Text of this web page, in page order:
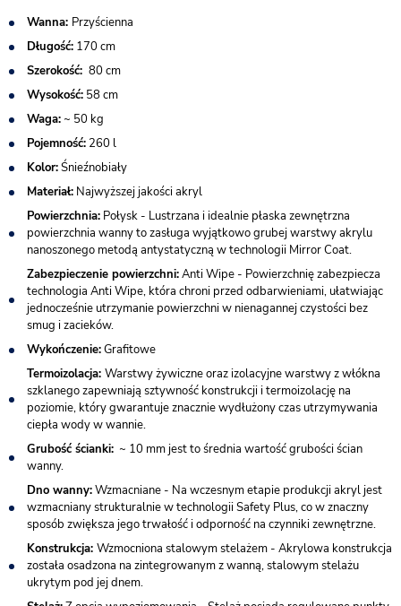
Wanna: Przyścienna
Długość: 170 cm
Szerokość: 80 cm
Wysokość: 58 cm
Waga: ~ 50 kg
Pojemność: 260 l
Kolor:Śnieźnobiały
Materiał: Najwyższej jakości akryl
Powierzchnia: Połysk - Lustrzana i idealnie płaska zewnętrzna
powierzchnia wanny to zasługa wyjątkowo grubej warstwy akrylu
nanoszonego metodą antystatyczną w technologii Mirror Coat.
Zabezpieczenie powierzchni:Anti Wipe - Powierzchnię zabezpiecza
technologia Anti Wipe, która chroni przed odbarwieniami, ułatwiając
jednocześnie utrzymanie powierzchni w nienagannej czystości bez
smug i zacieków.
Wykończenie:Grafitowe
Termoizolacja: Warstwy żywiczne oraz izolacyjne warstwy z włókna
szklanego zapewniają sztywność konstrukcji i termoizolację na
poziomie, który gwarantuje znacznie wydłużony czas utrzymywania
ciepła wody w wannie.
Grubość ścianki: ~ 10 mm jest to średnia wartość grubości ścian
wanny.
Dno wanny:Wzmacniane - Na wczesnym etapie produkcji akryl jest
wzmacniany strukturalnie w technologii Safety Plus, co w znaczny
sposób zwiększa jego trwałość i odporność na czynniki zewnętrzne.
Konstrukcja: Wzmocniona stalowym stelażem - Akrylowa konstrukcja
została osadzona na zintegrowanym z wanną, stalowym stelażu
ukrytym pod jej dnem.